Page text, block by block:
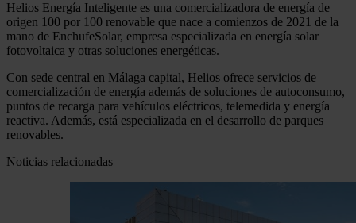
Helios Energía Inteligente es una comercializadora de energía de
origen 100 por 100 renovable que nace a comienzos de 2021 de la
mano de EnchufeSolar, empresa especializada en energía solar
fotovoltaica y otras soluciones energéticas.
Con sede central en Málaga capital, Helios ofrece servicios de
comercialización de energía además de soluciones de autoconsumo,
puntos de recarga para vehículos eléctricos, telemedida y energía
reactiva. Además, está especializada en el desarrollo de parques
renovables.
Noticias relacionadas